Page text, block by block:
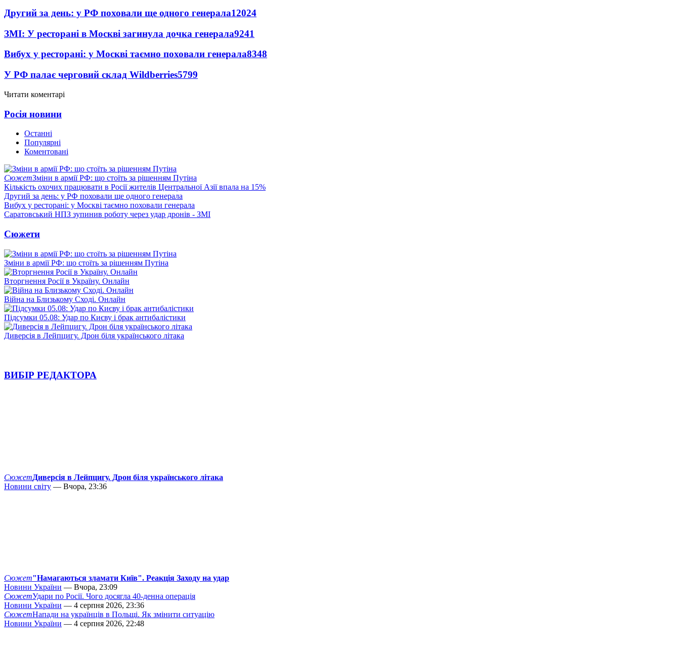
Другий за день: у РФ поховали ще одного генерала12024
ЗМІ: У ресторані в Москві загинула дочка генерала9241
Вибух у ресторані: у Москві таємно поховали генерала8348
У РФ палає черговий склад Wildberries5799
Читати коментарі
Росія новини
Останні
Популярні
Коментовані
СюжетЗміни в армії РФ: що стоїть за рішенням Путіна
Кількість охочих працювати в Росії жителів Центральної Азії впала на 15%
Другий за день: у РФ поховали ще одного генерала
Вибух у ресторані: у Москві таємно поховали генерала
Саратовський НПЗ зупинив роботу через удар дронів - ЗМІ
Сюжети
Зміни в армії РФ: що стоїть за рішенням Путіна
Вторгнення Росії в Україну. Онлайн
Війна на Близькому Сході. Онлайн
Підсумки 05.08: Удар по Києву і брак антибалістики
Диверсія в Лейпцигу. Дрон біля українського літака
ВИБІР РЕДАКТОРА
СюжетДиверсія в Лейпцигу. Дрон біля українського літака
Новини світу — Вчора, 23:36
Сюжет"Намагаються зламати Київ". Реакція Заходу на удар
Новини України — Вчора, 23:09
СюжетУдари по Росії. Чого досягла 40-денна операція
Новини України — 4 серпня 2026, 23:36
СюжетНапади на українців в Польщі. Як змінити ситуацію
Новини України — 4 серпня 2026, 22:48